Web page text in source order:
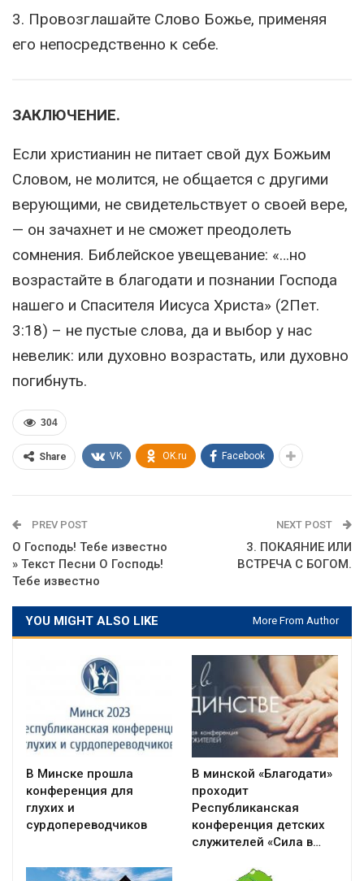
3. Провозглашайте Слово Божье, применяя
его непосредственно к себе.
ЗАКЛЮЧЕНИЕ.
Если христианин не питает свой дух Божьим
Словом, не молится, не общается с другими
верующими, не свидетельствует о своей вере,
— он зачахнет и не сможет преодолеть
сомнения. Библейское увещевание: «…но
возрастайте в благодати и познании Господа
нашего и Спасителя Иисуса Христа» (2Пет.
3:18) – не пустые слова, да и выбор у нас
невелик: или духовно возрастать, или духовно
погибнуть.
304
Share VK OK.ru Facebook
PREV POST
О Господь! Тебе известно
» Текст Песни О Господь!
Тебе известно
NEXT POST
3. ПОКАЯНИЕ ИЛИ
ВСТРЕЧА С БОГОМ.
YOU MIGHT ALSO LIKE More From Author
В Минске прошла
конференция для
глухих и
сурдопереводчиков
В минской «Благодати»
проходит
Республиканская
конференция детских
служителей «Сила в…